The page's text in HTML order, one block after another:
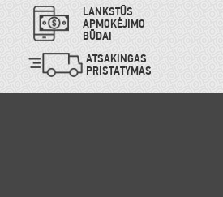
LANKSTŪS
APMOKĖJIMO
BŪDAI
ATSAKINGAS
PRISTATYMAS